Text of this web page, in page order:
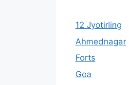
12 Jyotirling
Ahmednagar
Forts
Goa